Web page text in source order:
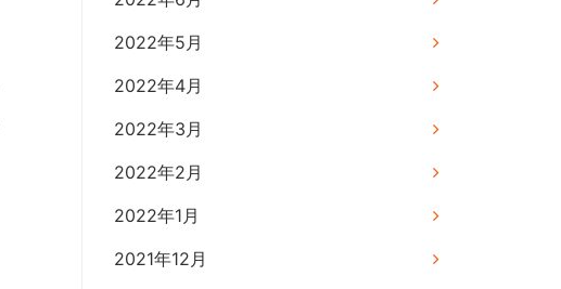
2022年5月
2022年4月
2022年3月
2022年2月
2022年1月
2021年12月